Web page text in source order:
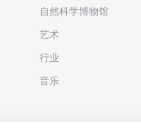
自然科学博物馆
艺术
行业
音乐